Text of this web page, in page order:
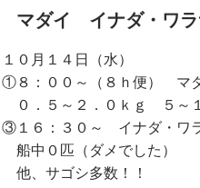
マダイ イナダ・ワ
１０月１４日（水）
①８：００～（８ｈ便） マ
０．５～２．０ｋｇ ５～
③１６：３０～ イナダ・ワ
船中０匹（ダメでした）
他、サゴシ多数！！